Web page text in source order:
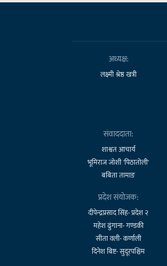
अध्यक्ष:
लक्ष्मी श्रेष्ठ खत्री
संवाददाता:
शाश्वत आचार्य
भूमिराज जोशी 'पिठातोली'
बबिता तामाङ
प्रदेश संयोजक:
दीपेन्द्रप्रसाद सिंह- प्रदेश २
महेश ढुंगाना- गण्डकी
सीता वली- कर्णाली
दिनेश बिष्ट- सुदूरपश्चिम